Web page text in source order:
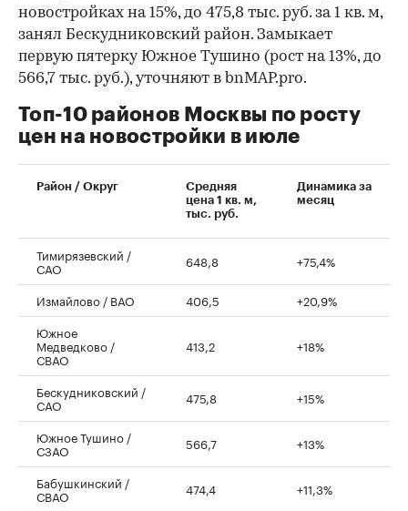
00:00 / 00:00
новостройках на 15%, до 475,8 тыс. руб. за 1 кв. м,
занял Бескудниковский район. Замыкает
первую пятерку Южное Тушино (рост на 13%, до
566,7 тыс. руб.), уточняют в bnMAP.pro.
Топ-10 районов Москвы по росту
цен на новостройки в июле
Район / Округ
Средняя
цена 1 кв. м,
тыс. руб.
Динамика за
месяц
Тимирязевский /
САО 648,8 +75,4%
Измайлово / ВАО 406,5
+20,9%
Южное
Медведково /
СВАО
413,2 +18%
Бескудниковский /
САО 475,8 +15%
Южное Тушино /
СЗАО 566,7 +13%
Бабушкинский /
СВАО 474,4 +11,3%